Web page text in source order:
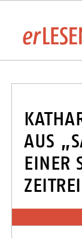
SAARLAND
AUS
EINER